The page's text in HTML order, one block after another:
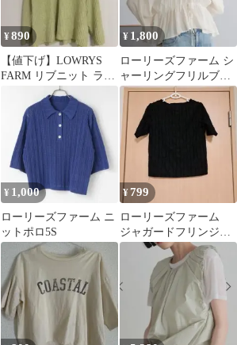
¥890
【値下げ】LOWRYS
FARM リブニット ライ
ムグリーン
¥ 1,800
ローリーズファーム シ
ャーリングフリルブラ
ウス アイボリー
¥ 1,000
ローリーズファーム ニ
ットポロ5S
¥ 799
ローリーズファーム
ジャガードフリンジト
ップス ブラック